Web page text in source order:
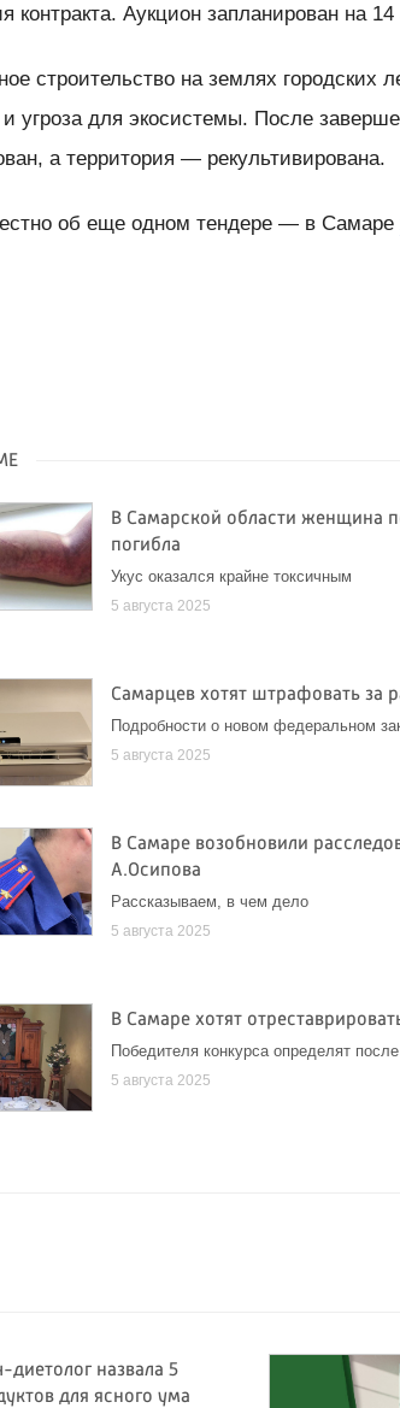
контракта. Аукцион запланирован на 14
строительство на землях городских
и угроза для экосистемы. После
а территория — рекультивирована.
об еще одном тендере — в Самаре
В Самарской области женщина
погибла
Укус оказался крайне токсичным
5 августа 2025
Самарцев хотят штрафовать за
Подробности о новом федеральном
5 августа 2025
В Самаре возобновили
А.Осипова
Рассказываем, в чем дело
5 августа 2025
В Самаре хотят
Победителя конкурса определят
5 августа 2025
диетолог назвала 5
для ясного ума